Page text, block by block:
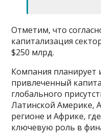
Отметим, что
капитализация
$250 млрд.
Компания планирует
привлеченный
глобального
Латинской Америке,
регионе и Африке,
ключевую роль в